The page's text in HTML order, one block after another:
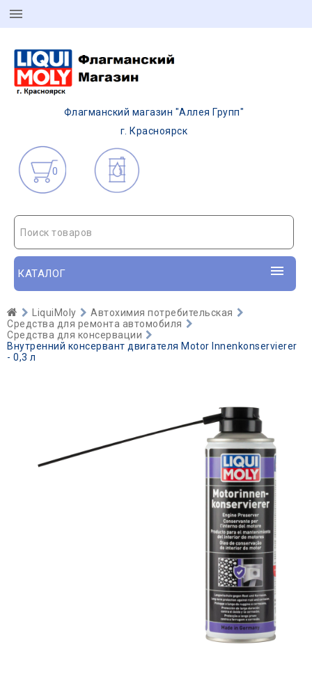
Флагманский магазин "Аллея Групп"
г. Красноярск
0
Поиск товаров
КАТАЛОГ
LiquiMoly
Автохимия потребительская
Средства для ремонта автомобиля
Средства для консервации
Внутренний консервант двигателя Motor Innenkonservierer
- 0,3 л